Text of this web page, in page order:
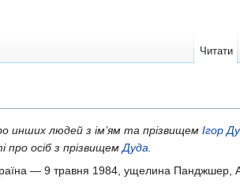
инших людей з ім’ям та прізвищем Ігор
про осіб з прізвищемДуда.
— 9 травня 1984, ущелина Панджшер,
Читати